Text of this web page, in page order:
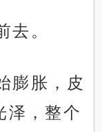
去。
膨胀，皮
泽，整个